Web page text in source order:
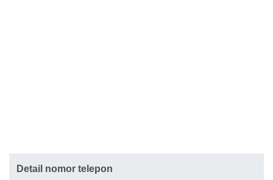
Detail nomor telepon